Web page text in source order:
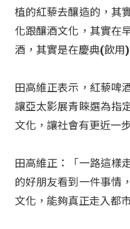
植的紅藜去釀造的，其
化跟釀酒文化，其實在
酒，其實是在慶典(飲用
田高維正表示，紅藜啤
讓亞太影展青睞選為指
文化，讓社會有更近一
田高維正：「一路這樣
的好朋友看到一件事情
文化，能夠真正走入都